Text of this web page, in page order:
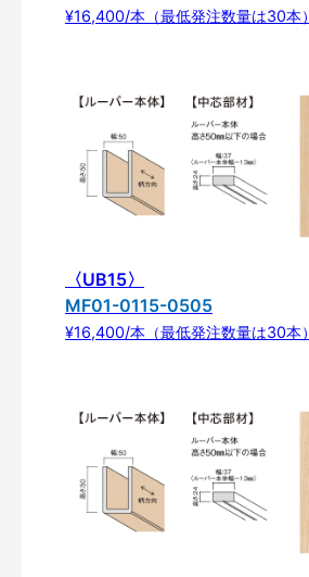
¥16,400/本（最低発注数量は30本）
〈UB15〉
MF01-0115-0505
¥16,400/本（最低発注数量は30本）